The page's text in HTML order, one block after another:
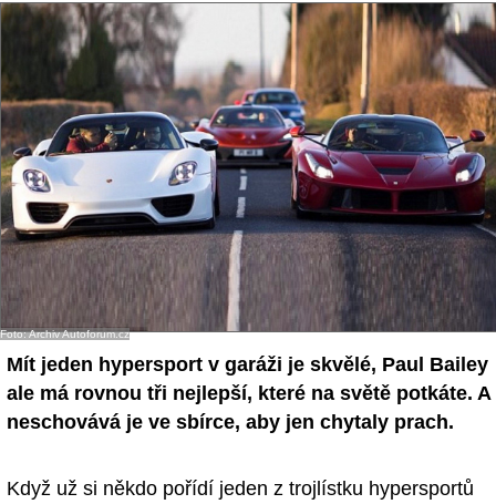
- Ostatní
Diskuzní fórum
Sledujte nás!
Foto: Archiv Autoforum.cz
Mít jeden hypersport v garáži je skvělé, Paul Bailey
ale má rovnou tři nejlepší, které na světě potkáte. A
neschovává je ve sbírce, aby jen chytaly prach.
Když už si někdo pořídí jeden z trojlístku hypersportů